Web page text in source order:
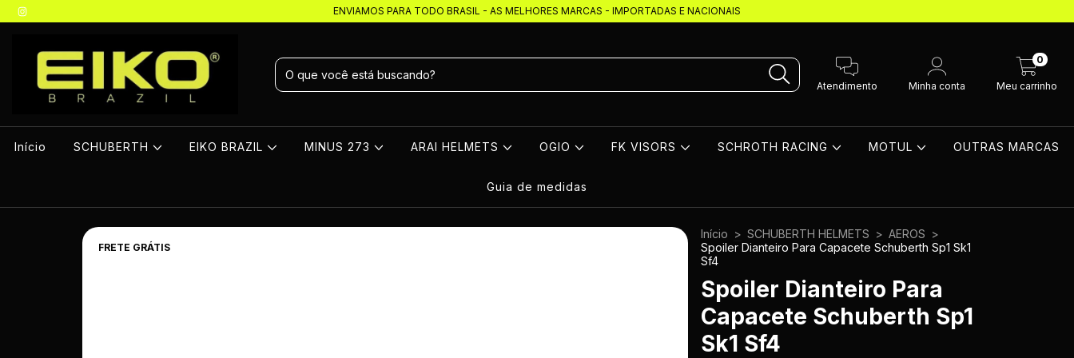
ENVIAMOS PARA TODO BRASIL - AS MELHORES MARCAS - IMPORTADAS E NACIONAIS
Atendimento Minha conta Meu carrinho
0
Início SCHUBERTH EIKO BRAZIL MINUS 273 ARAI HELMETS OGIO FK VISORS SCHROTH RACING MOTUL OUTRAS MARCAS
Guia de medidas
FRETE GRÁTIS
Início > SCHUBERTH HELMETS > AEROS >
Spoiler Dianteiro Para Capacete Schuberth Sp1 Sk1
Sf4
Spoiler Dianteiro Para
Capacete Schuberth Sp1
Sk1 Sf4